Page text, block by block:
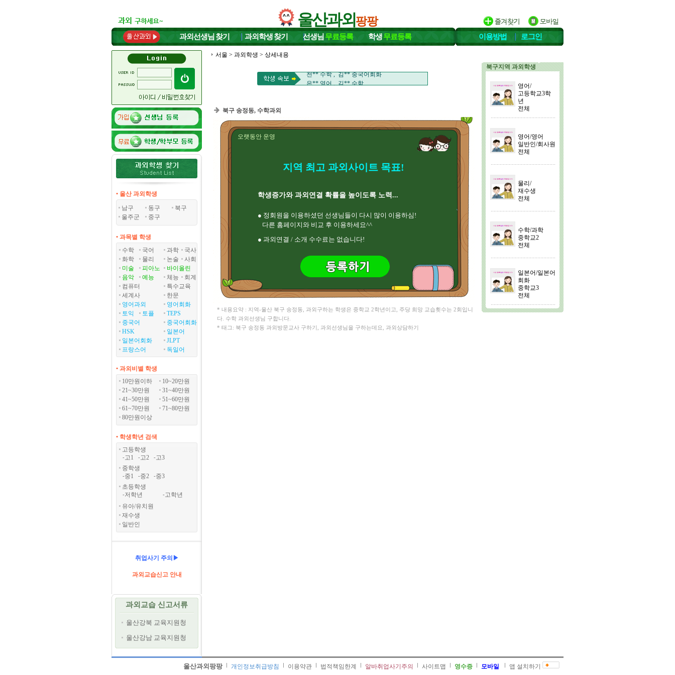
울산과외팡팡
과외선생님 찾기 과외학생찾기 선생님 무료등록 학생무료등록 이용방법 로그인
• 울산 과외학생
남구
동구
북구
울주군
중구
• 과목별 학생
수학
국어 과학
국사
화학
물리 논술
사회
미술
피아노
바이올린
음악
예능 체능
회계
컴퓨터
특수교육
세계사
한문
영어과외
영어회화
토익
토플
TEPS
중국어
중국어회화
HSK
일본어
일본어회화
JLPT
프랑스어
독일어
• 과외비별 학생
10만원이하
10~20만원
21~30만원
31~40만원
41~50만원
51~60만원
61~70만원
71~80만원
80만원이상
• 학생학년 검색
고등학생
-고1 -고2 -고3
중학생
-중1 -중2 -중3
초등학생
-저학년 -고학년
유아/유치원
재수생
일반인
취업사기 주의▶
과외교습신고 안내
과외교습 신고서류
울산강북 교육지원청
울산강남 교육지원청
서울 > 과외학생 > 상세내용
천** 수학 , 김** 중국어회화
은** 영어 , 김** 수학
염** HSK , 전** 영어
유** 중국어 , 송** 영어/수학
성** 영어 , 윤** 바이올린/일본어
김** 영어 , 손** 과학
김** 국어 , 김** 영어
서** 영어회화/영어 , 박** 국어/영어
남** 수학 , 이** 수학
정** 국어 ,
북구 송정동, 수학과외
오랫동안 운영
지역 최고 과외사이트 목표!
학생증가와 과외연결 확률을 높이도록 노력...
● 정회원을 이용하셨던 선생님들이 다시 많이 이용하심!
다른 홈페이지와 비교 후 이용하세요^^
● 과외연결 / 소개 수수료는 없습니다!
* 내용요약 : 지역-울산 북구 송정동, 과외구하는 학생은 중학교 2학년이고, 주당 희망 교습횟수는 2회입니
다. 수학 과외선생님 구합니다.
* 태그: 북구 송정동 과외방문교사 구하기, 과외선생님을 구하는데요, 과외상담하기
북구지역 과외학생
영어/
고등학교3학
년
전체
영어/영어
일반인/회사원
전체
물리/
재수생
전체
수학/과학
중학교2
전체
일본어/일본어
회화
중학교3
전체
울산과외팡팡 개인정보취급방침 이용약관 법적책임한계 알바취업사기주의 사이트맵 영수증 모바일 앱 설치하기